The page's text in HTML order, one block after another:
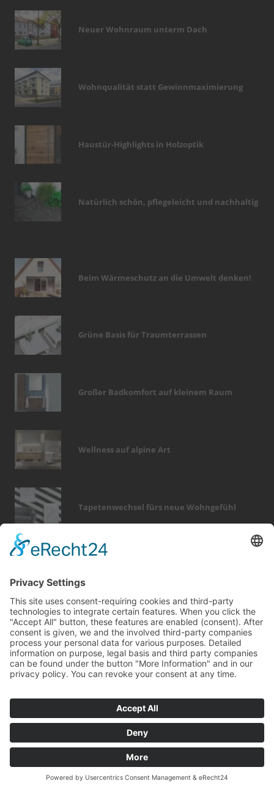
Neuer Wohnraum unterm Dach
Wohnqualität statt Gewinnmaximierung
Haustür-Highlights in Holzoptik
Natürlich schön, pflegeleicht und nachhaltig
Beim Wärmeschutz an die Umwelt denken!
Grüne Basis für Traumterrassen
Großer Badkomfort auf kleinem Raum
Wellness auf alpine Art
Tapetenwechsel fürs neue Wohngefühl
modernisieren beratung entfeuchtung
dach
elektro
sanieren fenster möbel
garten
fliesen
fußboden dekoration
finanzierung
feuer
heizung rund ums haus
outdoor
© Copyrightmvc.medien
Impressum